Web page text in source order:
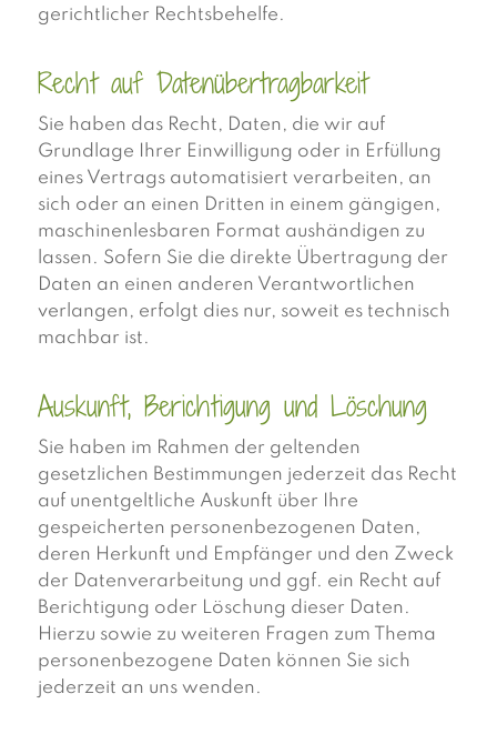
gerichtlicher Rechtsbehelfe.
Recht auf Daten­übertrag­barkeit
Sie haben das Recht, Daten, die wir auf
Grundlage Ihrer Einwilligung oder in Erfüllung
eines Vertrags automatisiert verarbeiten, an
sich oder an einen Dritten in einem gängigen,
maschinenlesbaren Format aushändigen zu
lassen. Sofern Sie die direkte Übertragung der
Daten an einen anderen Verantwortlichen
verlangen, erfolgt dies nur, soweit es technisch
machbar ist.
Auskunft, Berichtigung und Löschung
Sie haben im Rahmen der geltenden
gesetzlichen Bestimmungen jederzeit das Recht
auf unentgeltliche Auskunft über Ihre
gespeicherten personenbezogenen Daten,
deren Herkunft und Empfänger und den Zweck
der Datenverarbeitung und ggf. ein Recht auf
Berichtigung oder Löschung dieser Daten.
Hierzu sowie zu weiteren Fragen zum Thema
personenbezogene Daten können Sie sich
jederzeit an uns wenden.